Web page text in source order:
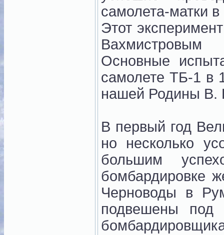
самолета-матки
Этот
Основные
самолете ТБ-1 в
нашей Родины В.
В первый год
но несколько
большим
бомбардировке
Черноводы в
подвешены под